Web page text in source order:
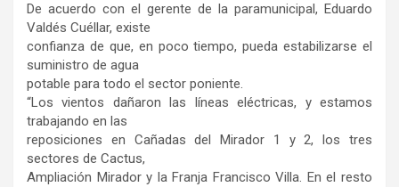
De acuerdo con el gerente de la paramunicipal, Eduardo
Valdés Cuéllar, existe
confianza de que, en poco tiempo, pueda estabilizarse el
suministro de agua
potable para todo el sector poniente.
“Los vientos dañaron las líneas eléctricas, y estamos
trabajando en las
reposiciones en Cañadas del Mirador 1 y 2, los tres
sectores de Cactus,
Ampliación Mirador y la Franja Francisco Villa. En el resto